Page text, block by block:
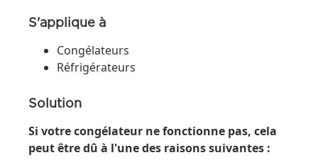
S'applique à
Congélateurs
Réfrigérateurs
Solution
Si votre congélateur ne fonctionne pas, cela
peut être dû à l'une des raisons suivantes :